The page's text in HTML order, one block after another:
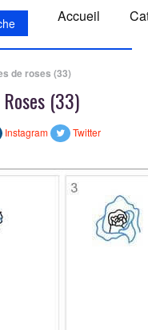
Accueil
de roses (33)
(33)
Instagram Twitter